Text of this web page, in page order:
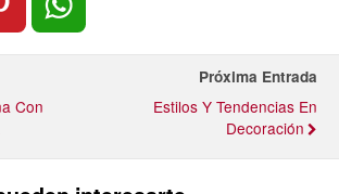
Con
Próxima Entrada
Estilos Y Tendencias En
Decoración